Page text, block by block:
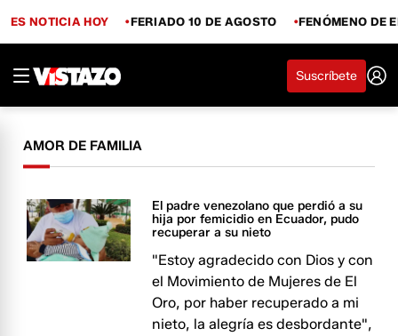
ES NOTICIA HOY FERIADO 10 DE AGOSTO FENÓMENO DE
Suscríbete
AMOR DE FAMILIA
El padre venezolano que perdió a su
hija por femicidio en Ecuador, pudo
recuperar a su nieto
"Estoy agradecido con Dios y con
el Movimiento de Mujeres de El
Oro, por haber recuperado a mi
nieto, la alegría es desbordante",